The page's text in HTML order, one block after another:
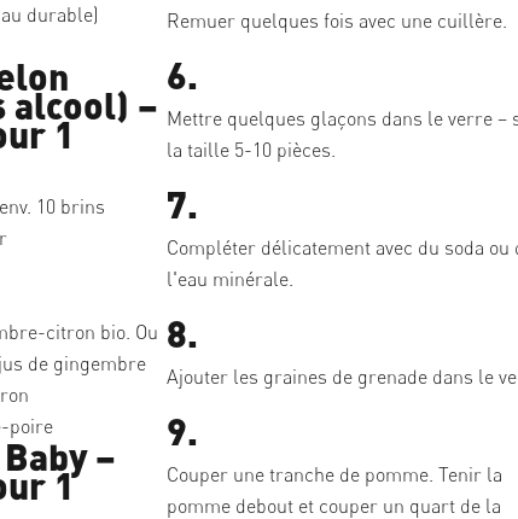
durable)
alcool) –
1
10 brins
citron bio. Ou
de gingembre
poire
–
1
Remuer quelques fois avec une cuillère.
6.
Mettre quelques glaçons dans le verre –
la taille 5-10 pièces.
7.
Compléter délicatement avec du soda ou
l'eau minérale.
8.
Ajouter les graines de grenade dans le
9.
Couper une tranche de pomme. Tenir la
pomme debout et couper un quart de la